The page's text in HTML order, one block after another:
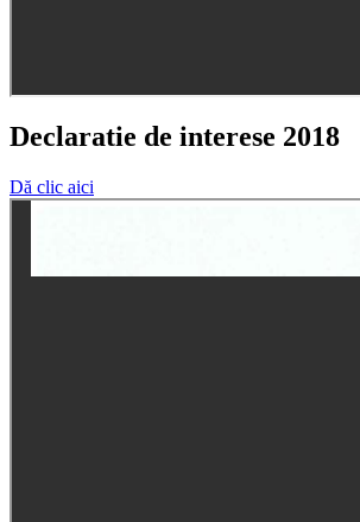
Declaratie de interese 2018
Dă clic aici